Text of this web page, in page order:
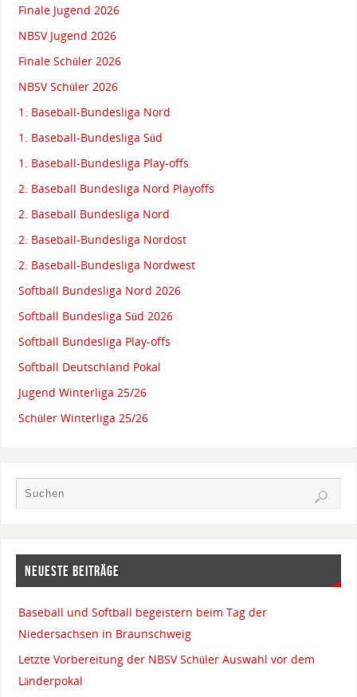
Finale Jugend 2026
NBSV Jugend 2026
Finale Schüler 2026
NBSV Schüler 2026
1. Baseball-Bundesliga Nord
1. Baseball-Bundesliga Süd
1. Baseball-Bundesliga Play-offs
2. Baseball Bundesliga Nord Playoffs
2. Baseball Bundesliga Nord
2. Baseball-Bundesliga Nordost
2. Baseball-Bundesliga Nordwest
Softball Bundesliga Nord 2026
Softball Bundesliga Süd 2026
Softball Bundesliga Play-offs
Softball Deutschland Pokal
Jugend Winterliga 25/26
Schüler Winterliga 25/26
NEUESTE BEITRÄGE
Baseball und Softball begeistern beim Tag der
Niedersachsen in Braunschweig
Letzte Vorbereitung der NBSV Schüler Auswahl vor dem
Länderpokal